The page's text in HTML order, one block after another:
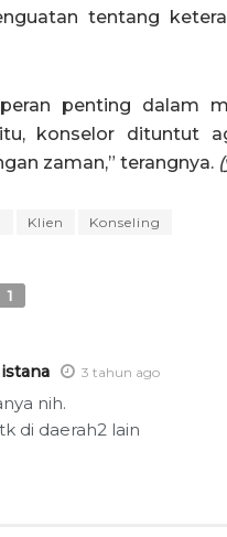
tentang
penting dalam
konselor dituntut
zaman,” terangnya.
Klien Konseling
1
3 tahun ago
nih.
di daerah2 lain